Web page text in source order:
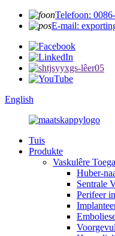
Telefoon:
E-mail:
English
Tuis
Produkte
Vaskulêre
Huber-
Sentrale
Perifeer